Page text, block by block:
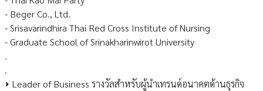
- Beger Co., Ltd.
- Srisavarindhira Thai Red Cross Institute of Nursing
- Graduate School of Srinakharinwirot University
.
.
⏵ Leader of Business รางวัลสำหรับผู้นำเทรนด์อนาคตด้านธุรกิจ